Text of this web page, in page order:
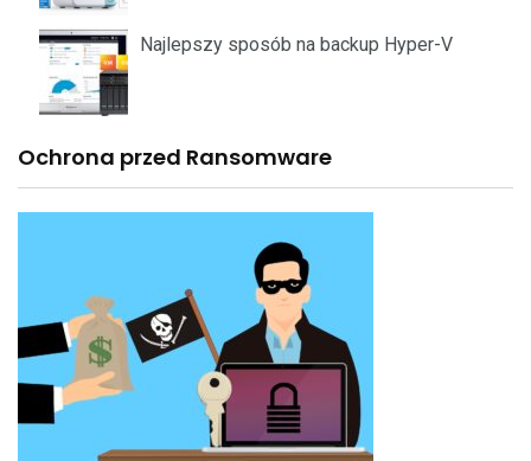
Najlepszy sposób na backup Hyper-V
Ochrona przed Ransomware